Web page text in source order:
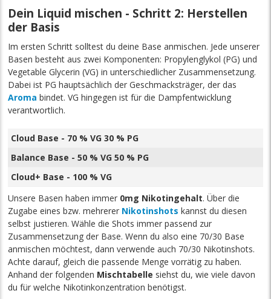
Dein Liquid mischen - Schritt 2: Herstellen
der Basis
Im ersten Schritt solltest du deine Base anmischen. Jede unserer
Basen besteht aus zwei Komponenten: Propylenglykol (PG) und
Vegetable Glycerin (VG) in unterschiedlicher Zusammensetzung.
Dabei ist PG hauptsächlich der Geschmacksträger, der das
Aroma bindet. VG hingegen ist für die Dampfentwicklung
verantwortlich.
Cloud Base - 70 % VG 30 % PG
Balance Base - 50 % VG 50 % PG
Cloud+ Base - 100 % VG
Unsere Basen haben immer 0mg Nikotingehalt. Über die
Zugabe eines bzw. mehrerer Nikotinshots kannst du diesen
selbst justieren. Wähle die Shots immer passend zur
Zusammensetzung der Base. Wenn du also eine 70/30 Base
anmischen möchtest, dann verwende auch 70/30 Nikotinshots.
Achte darauf, gleich die passende Menge vorrätig zu haben.
Anhand der folgenden Mischtabelle siehst du, wie viele davon
du für welche Nikotinkonzentration benötigst.